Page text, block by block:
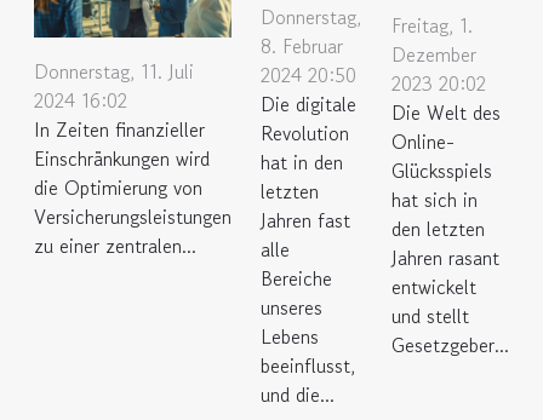
Donnerstag, 11. Juli
2024 16:02
In Zeiten finanzieller
Einschränkungen wird
die Optimierung von
Versicherungsleistungen
zu einer zentralen...
Donnerstag,
8. Februar
2024 20:50
Die digitale
Revolution
hat in den
letzten
Jahren fast
alle
Bereiche
unseres
Lebens
beeinflusst,
und die...
Freitag, 1.
Dezember
2023 20:02
Die Welt des
Online-
Glücksspiels
hat sich in
den letzten
Jahren rasant
entwickelt
und stellt
Gesetzgeber...